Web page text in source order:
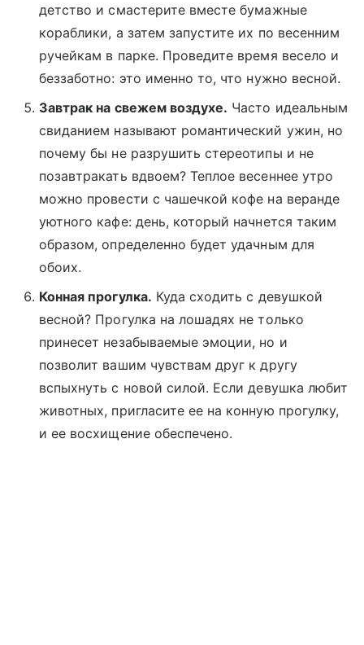
детство и смастерите вместе бумажные
кораблики, а затем запустите их по весенним
ручейкам в парке. Проведите время весело и
беззаботно: это именно то, что нужно весной.
Завтрак на свежем воздухе. Часто идеальным
свиданием называют романтический ужин, но
почему бы не разрушить стереотипы и не
позавтракать вдвоем? Теплое весеннее утро
можно провести с чашечкой кофе на веранде
уютного кафе: день, который начнется таким
образом, определенно будет удачным для
обоих.
Конная прогулка. Куда сходить с девушкой
весной? Прогулка на лошадях не только
принесет незабываемые эмоции, но и
позволит вашим чувствам друг к другу
вспыхнуть с новой силой. Если девушка любит
животных, пригласите ее на конную прогулку,
и ее восхищение обеспечено.